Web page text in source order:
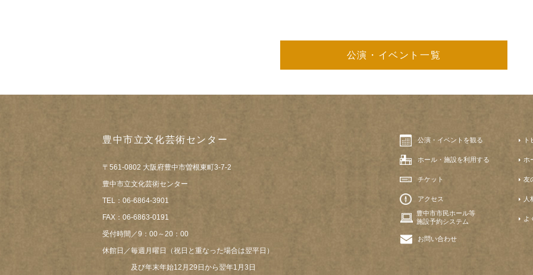
公演・イベント一覧
豊中市立文化芸術センター
〒561-0802 大阪府豊中市曽根東町3-7-2
豊中市立文化芸術センター
TEL：06-6864-3901
FAX：06-6863-0191
受付時間／9：00～20：00
休館日／毎週月曜日（祝日と重なった場合は翌平日）
及び年末年始12月29日から翌年1月3日
公演・イベントを観る
ホール・施設を利用する
チケット
アクセス
豊中市市民ホール等
施設予約システム
お問い合わせ
ホ
友
人
よ